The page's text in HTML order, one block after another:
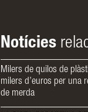
Notícies
Milers de quilos de
milers d’euros per una
de merda